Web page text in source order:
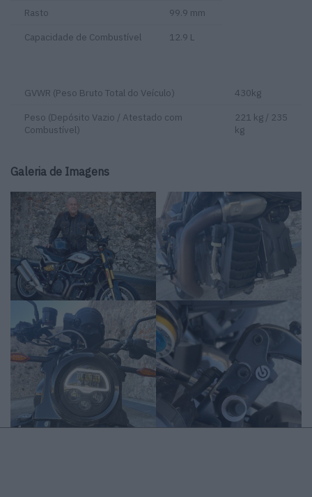
Rasto
99.9 mm
Capacidade de Combustível
12.9 L
GVWR (Peso Bruto Total do Veículo)
430kg
Peso (Depósito Vazio / Atestado com
Combustível)
221 kg / 235
kg
Galeria de Imagens